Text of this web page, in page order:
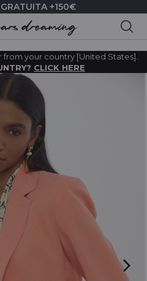
+150€
your country [United States].
CLICK HERE